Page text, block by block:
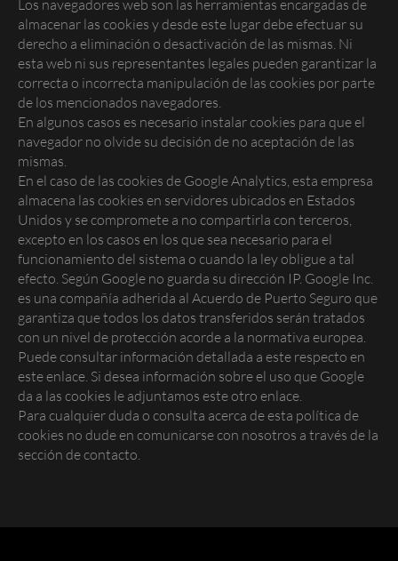
Los navegadores web son las herramientas encargadas de
almacenar las cookies y desde este lugar debe efectuar su
derecho a eliminación o desactivación de las mismas. Ni
esta web ni sus representantes legales pueden garantizar la
correcta o incorrecta manipulación de las cookies por parte
de los mencionados navegadores.
En algunos casos es necesario instalarcookies para que el
navegador no olvide su decisión de no aceptación de las
mismas.
En el caso de las cookies de Google Analytics, esta empresa
almacena las cookies en servidores ubicados en Estados
Unidos y se compromete a no compartirla con terceros,
excepto en los casos en los que sea necesario para el
funcionamiento del sistema o cuando la ley obligue a tal
efecto. Según Google no guarda su dirección IP. Google Inc.
es una compañía adherida al Acuerdo de Puerto Seguro que
garantiza que todos los datos transferidos serán tratados
con un nivel de protección acorde a la normativa europea.
Puede consultar información detallada a este respecto en
este enlace. Si desea información sobre el uso que Google
da a las cookies le adjuntamos este otro enlace.
Para cualquier duda o consulta acerca de esta política de
cookies no dude en comunicarse con nosotros a través de la
sección de contacto.